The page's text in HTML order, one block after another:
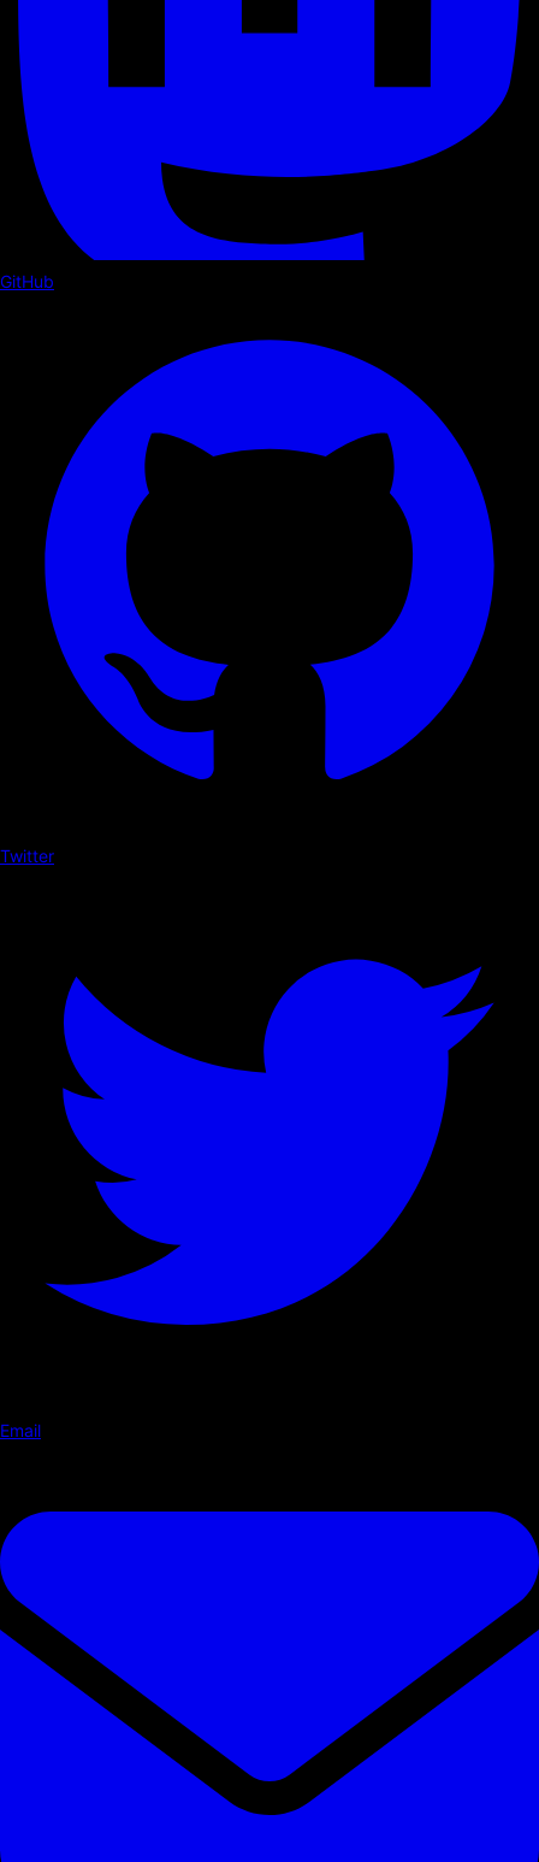
GitHub
Twitter
Email